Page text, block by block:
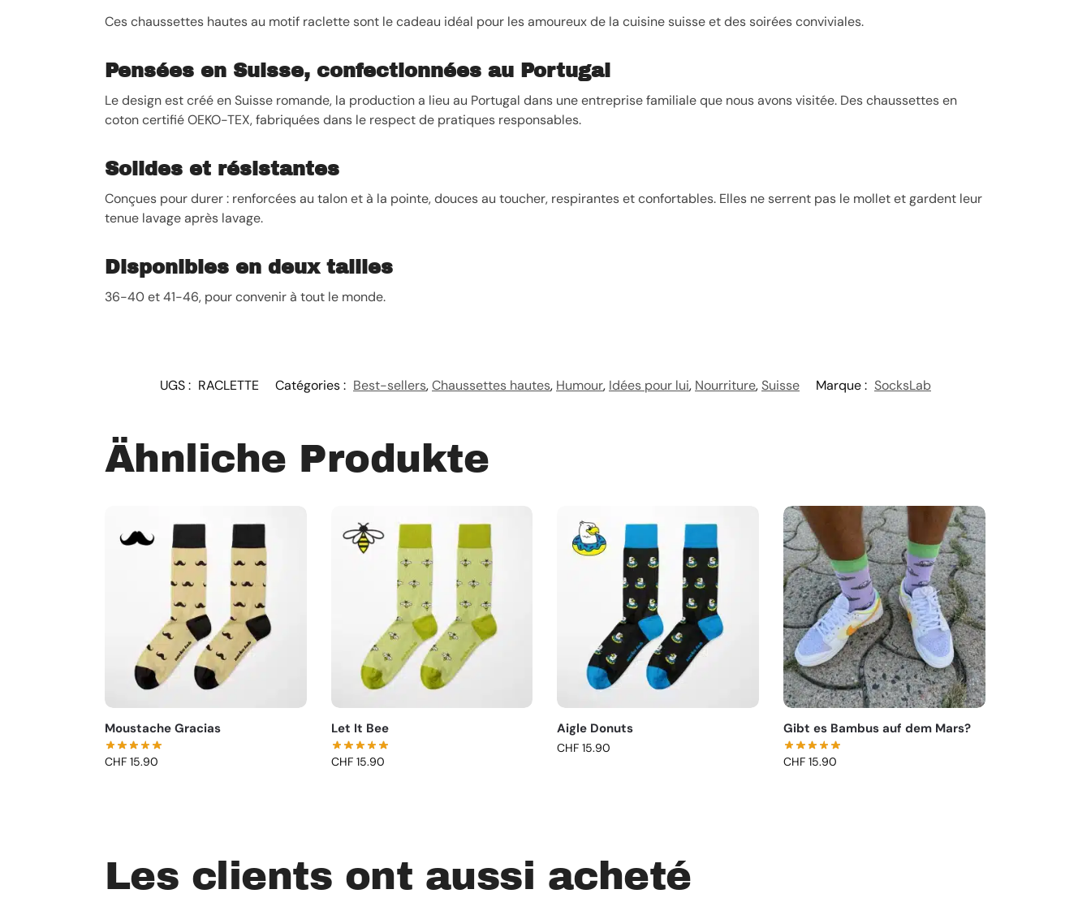
Ces chaussettes hautes au motif raclette sont le cadeau idéal pour les amoureux de la cuisine suisse et des soirées conviviales.
Pensées en Suisse, confectionnées au Portugal
Le design est créé en Suisse romande, la production a lieu au Portugal dans une entreprise familiale que nous avons visitée. Des chaussettes en
coton certifié OEKO-TEX, fabriquées dans le respect de pratiques responsables.
Solides et résistantes
Conçues pour durer : renforcées au talon et à la pointe, douces au toucher, respirantes et confortables. Elles ne serrent pas le mollet et gardent leur
tenue lavage après lavage.
Disponibles en deux tailles
36-40 et 41-46, pour convenir à tout le monde.
UGS : RACLETTE Catégories : Best-sellers,Chaussettes hautes, Humour, Idées pour lui, Nourriture,Suisse Marque : SocksLab
Ähnliche Produkte
Moustache Gracias
CHF15.90
Let It Bee
CHF15.90
Aigle Donuts
CHF 15.90
Gibt es Bambus auf dem Mars?
CHF 15.90
Les clients ont aussi acheté